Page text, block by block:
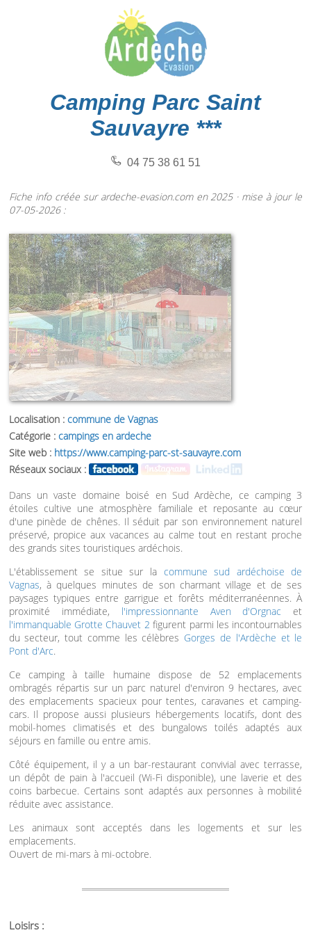
Camping Parc Saint
Sauvayre ***
04 75 38 61 51
Fiche info créée sur ardeche-evasion.com en 2025 · mise à jour le
07-05-2026 :
Localisation : commune de Vagnas
Catégorie : campings en ardeche
Site web : https://www.camping-parc-st-sauvayre.com
Réseaux sociaux :
Dans un vaste domaine boisé en Sud Ardèche, ce camping 3
étoiles cultive une atmosphère familiale et reposante au cœur
d'une pinède de chênes. Il séduit par son environnement naturel
préservé, propice aux vacances au calme tout en restant proche
des grands sites touristiques ardéchois.
L'établissement se situe sur la commune sud ardéchoise de
Vagnas, à quelques minutes de son charmant village et de ses
paysages typiques entre garrigue et forêts méditerranéennes. À
proximité immédiate, l'impressionnante Aven d'Orgnac et
l'immanquable Grotte Chauvet 2 figurent parmi les incontournables
du secteur, tout comme les célèbres Gorges de l'Ardèche et le
Pont d'Arc.
Ce camping à taille humaine dispose de 52 emplacements
ombragés répartis sur un parc naturel d'environ 9 hectares, avec
des emplacements spacieux pour tentes, caravanes et camping-
cars. Il propose aussi plusieurs hébergements locatifs, dont des
mobil-homes climatisés et des bungalows toilés adaptés aux
séjours en famille ou entre amis.
Côté équipement, il y a un bar-restaurant convivial avec terrasse,
un dépôt de pain à l'accueil (Wi-Fi disponible), une laverie et des
coins barbecue. Certains sont adaptés aux personnes à mobilité
réduite avec assistance.
Les animaux sont acceptés dans les logements et sur les
emplacements.
Ouvert de mi-mars à mi-octobre.
Loisirs :